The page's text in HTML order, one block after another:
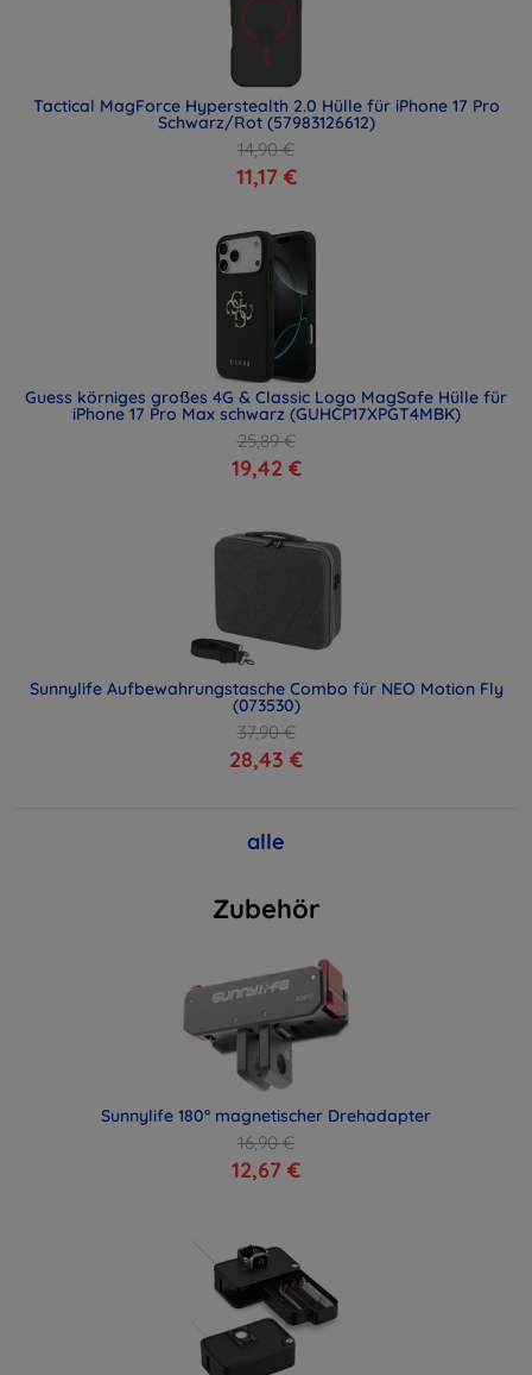
Tactical MagForce Hyperstealth 2.0 Hülle für iPhone 17 Pro
Schwarz/Rot (57983126612)
14,90 €
11,17 €
Guess körniges großes 4G & Classic Logo MagSafe Hülle für
iPhone 17 Pro Max schwarz (GUHCP17XPGT4MBK)
25,89 €
19,42 €
Sunnylife Aufbewahrungstasche Combo für NEO Motion Fly
(073530)
37,90 €
28,43 €
alle
Zubehör
Sunnylife 180° magnetischer Drehadapter
16,90 €
12,67 €